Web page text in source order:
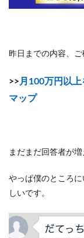
昨日までの内容、
>>月100万円以
マップ
まだまだ回答者が増
やっぱ僕のところ
しいです。